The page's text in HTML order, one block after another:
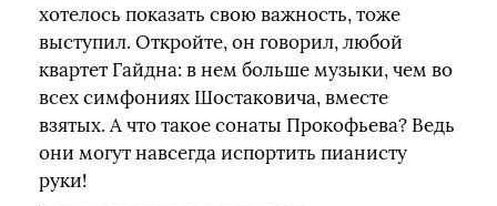
хотелось показать свою важность, тоже
выступил. Откройте, он говорил, любой
квартет Гайдна: в нем больше музыки, чем во
всех симфониях Шостаковича, вместе
взятых. А что такое сонаты Прокофьева? Ведь
они могут навсегда испортить пианисту
руки!